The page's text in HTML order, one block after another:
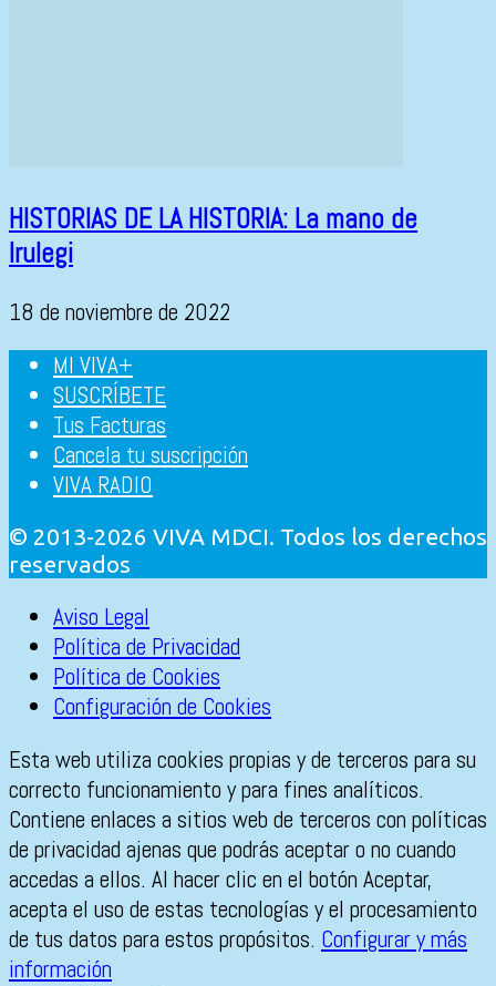
HISTORIAS DE LA HISTORIA: La mano de
Irulegi
18 de noviembre de 2022
MI VIVA+
SUSCRÍBETE
Tus Facturas
Cancela tu suscripción
VIVA RADIO
© 2013-2026 VIVA MDCI. Todos los derechos
reservados
Aviso Legal
Política de Privacidad
Política de Cookies
Configuración de Cookies
Esta web utiliza cookies propias y de terceros para su
correcto funcionamiento y para fines analíticos.
Contiene enlaces a sitios web de terceros con políticas
de privacidad ajenas que podrás aceptar o no cuando
accedas a ellos. Al hacer clic en el botón Aceptar,
acepta el uso de estas tecnologías y el procesamiento
de tus datos para estos propósitos. Configurar y más
información